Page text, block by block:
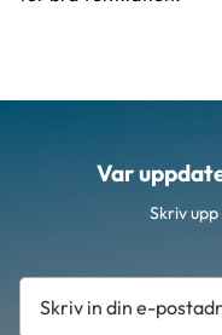
Var
Skriv